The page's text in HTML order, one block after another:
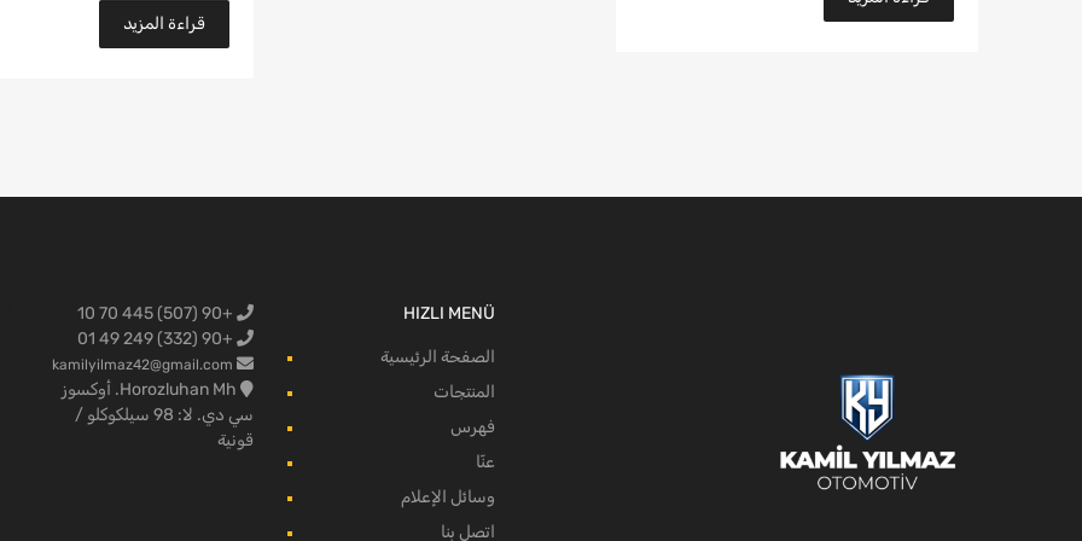
قراءة المزيد
HIZLI MENÜ
الصفحة الرئيسية
المنتجات
فهرس
عنّا
وسائل الإعلام
اتصل بنا
+90 (507) 445 70 10
+90 (332) 249 49 01
kamilyilmaz42@gmail.com
Horozluhan Mh. أوكسوز
سي دي. لا: 98 سيلكوكلو /
قونية